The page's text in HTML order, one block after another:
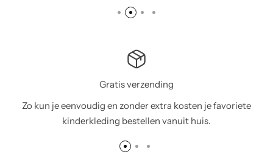
Gratis verzending
Zo kun je eenvoudig en zonder extra kosten je favoriete
kinderkleding bestellen vanuit huis.